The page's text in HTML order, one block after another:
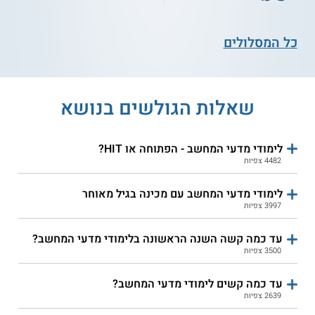
(45)
3.6
המחשב
שירות אישי חינם
ירושלים - תואר במדעי המחשב
שירות אישי חינם
כל המסלולים
שאלות הגולשים בנושא
לימודי מדעי המחשב - הפתוחה או HIT?
4482 צפיות
לימודי מדעי המחשב עם מכינה בגיל מאוחר
3997 צפיות
עד כמה קשה השנה הראשונה בלימודי מדעי המחשב?
3500 צפיות
עד כמה קשים לימודי מדעי המחשב?
2639 צפיות